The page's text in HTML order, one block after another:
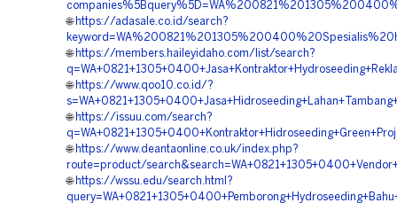
🌐 https://adasale.co.id/search?
🌐 https://members.haileyidaho.com/list/search?
🌐 https://www.qoo10.co.id/?
🌐 https://issuu.com/search?
🌐 https://www.deantaonline.co.uk/index.php?
route=product/
🌐 https://wssu.edu/search.html?